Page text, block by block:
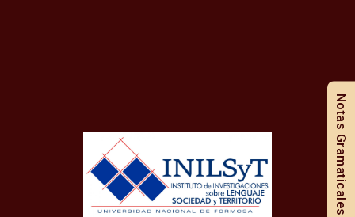
Notas Gramaticales